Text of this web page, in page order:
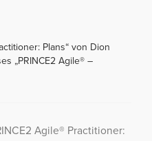
Plans“ von Dion
„PRINCE2 Agile® –
Agile® Practitioner: